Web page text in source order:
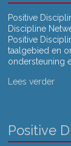
Positive
Discipline
Positive
taalgebied en
ondersteuning
Lees verder
Positive